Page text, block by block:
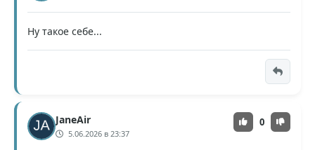
Ну такое себе...
JaneAir
5.06.2026 в 23:37
0